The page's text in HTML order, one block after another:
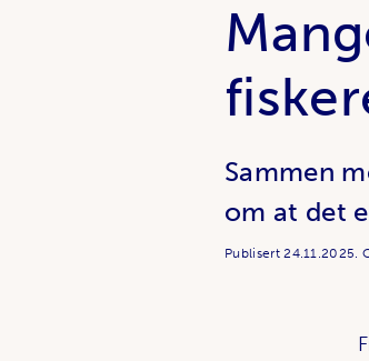
Sammen
om at det
Publisert24.11.2025.